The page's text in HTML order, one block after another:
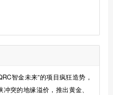
智金未来”的项目疯狂造势，
突的地缘溢价，推出黄金、